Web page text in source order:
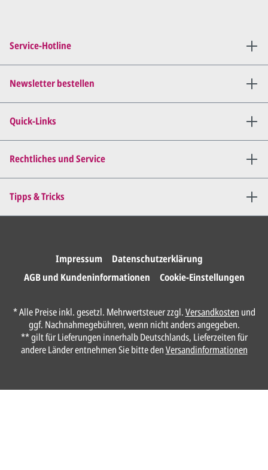
Vorname*
uns, was Sie amEntwurf
Wir senden Ihnen den
Dies wiederholen wir so lange,
bis
Service-Hotline
Rechtliches und Service
Tipps & Tricks
Quick-Links
Newsletter bestellen
Impressum
Datenschutzerklärung
AGB und Kundeninformationen
Cookie-Einstellungen
* Alle Preise inkl. gesetzl. Mehrwertsteuer zzgl.Versandkosten und
ggf. Nachnahmegebühren, wenn nicht anders angegeben.
** gilt für Lieferungen innerhalb Deutschlands, Lieferzeiten für
andere Länder entnehmen Sie bitte denVersandinformationen